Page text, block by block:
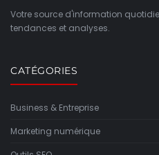
Votre source d'information
tendances et analyses.
CATÉGORIES
Business & Entreprise
Marketing numérique